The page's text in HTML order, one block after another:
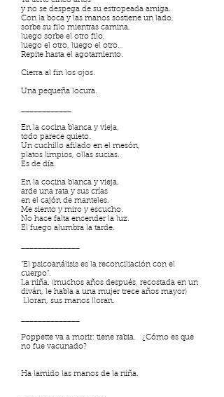
y no se despega de su estropeada amiga.
Con la boca y las manos sostiene un lado,
sorbe su filo mientras camina,
luego sorbe el otro filo,
luego el otro, luego el otro…
Repite hasta el agotamiento.
Cierra al fin los ojos.
Una pequeña locura.
En la cocina blanca y vieja,
todo parece quieto.
Un cuchillo afilado en el mesón,
platos limpios, ollas sucias.
Es de día.
En la cocina blanca y vieja,
arde una rata y sus crías
en el cajón de manteles.
Me siento y miro y escucho.
No hace falta encender la luz.
El fuego alumbra la tarde.
“El psicoanálisis es la reconciliación con el
cuerpo”.
La niña. (muchos años después, recostada en un
diván, le habla a una mujer trece años mayor)
Lloran, sus manos lloran.
Poppette va a morir: tiene rabia. ¿Cómo es que
no fue vacunado?
Ha lamido las manos de la niña.